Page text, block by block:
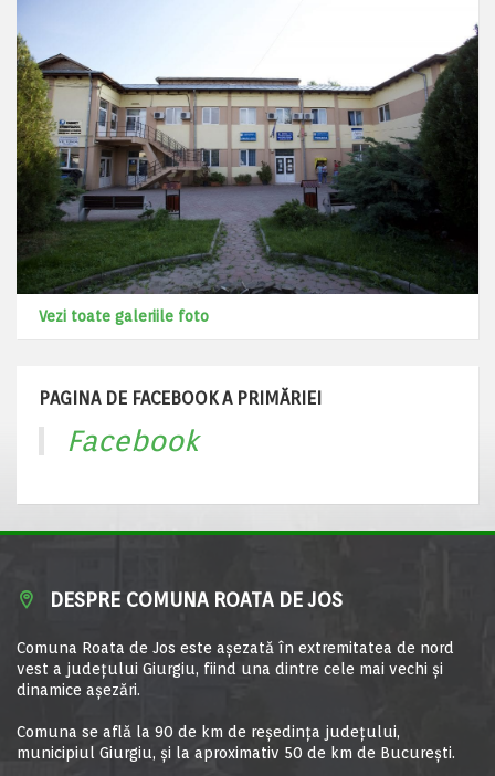
Vezi toate galeriile foto
PAGINA DE FACEBOOK A PRIMĂRIEI
Facebook
DESPRE COMUNA ROATA DE JOS
Comuna Roata de Jos este aşezată în extremitatea de nord
vest a judeţului Giurgiu, fiind una dintre cele mai vechi şi
dinamice aşezări.
Comuna se află la 90 de km de reşedinţa judeţului,
municipiul Giurgiu, şi la aproximativ 50 de km de Bucureşti.